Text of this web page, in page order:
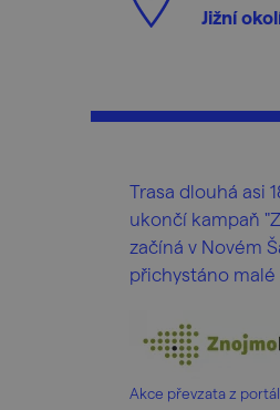
Jižní
Trasa dlouhá asi
ukončí kampaň
začíná v Novém
přichystáno
Akce převzata z